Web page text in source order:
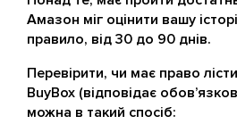
Амазон міг оцінити вашу
правило, від 30 до 90 днів.
Перевірити, чи має право
BuyBox (відповідає
можна в такий спосіб: